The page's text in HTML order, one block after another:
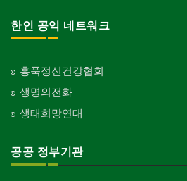
인터넷/소프트웨어 개발
Church-United
Church-7th Day Adventist
교회-씨 앤 엠에이
Church-C & MA
Church-Full Gospel
한인 공익 네트워크
홍푹정신건강협회
생명의전화
생태희망연대
공공 정부기관